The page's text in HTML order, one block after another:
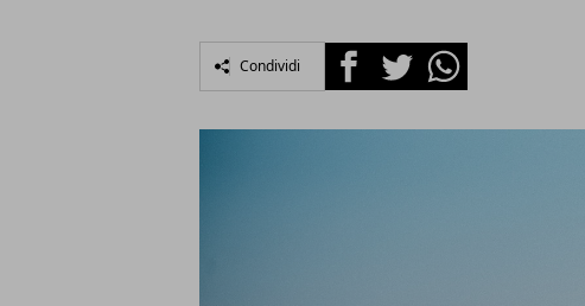
Condividi FacebookTwitterWhatsapp